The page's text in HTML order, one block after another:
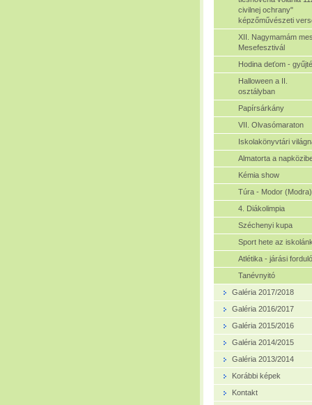
civilnej ochrany"
képzőművészeti
XII. Nagymamám
Mesefesztivál
Hodina deťom -
Halloween a II.
osztályban
Papírsárkány
VII. Olvasómaraton
Iskolakönyvtári
Almatorta a
Kémia show
Túra - Modor (Modra)
4. Diákolimpia
Széchenyi kupa
Sport hete az
Atlétika - járási forduló
Tanévnyitó
Galéria 2017/2018
Galéria 2016/2017
Galéria 2015/2016
Galéria 2014/2015
Galéria 2013/2014
Korábbi képek
Kontakt